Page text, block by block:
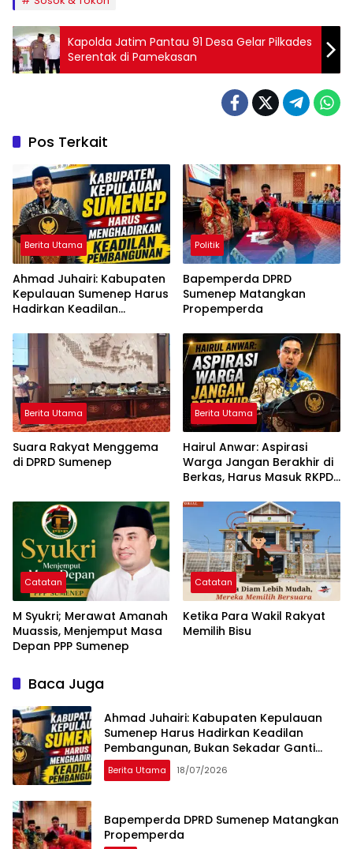
Kapolda Jatim Pantau 91 Desa Gelar Pilkades
Serentak di Pamekasan
Pos Terkait
Berita Utama
Ahmad Juhairi: Kabupaten
Kepulauan Sumenep Harus
Hadirkan Keadilan
Sekadar Ganti Nama
Politik
Bapemperda DPRD
Sumenep Matangkan
Propemperda
Berita Utama
Suara Rakyat Menggema
di DPRD Sumenep
Berita Utama
Hairul Anwar: Aspirasi
Warga Jangan Berakhir di
Berkas, Harus Masuk RKPD
Catatan
M Syukri; Merawat Amanah
Muassis, Menjemput Masa
Depan PPP Sumenep
Catatan
Ketika Para Wakil Rakyat
Memilih Bisu
Baca Juga
Ahmad Juhairi: Kabupaten Kepulauan
Sumenep Harus Hadirkan Keadilan
Pembangunan, Bukan Sekadar Ganti
Nama
Berita Utama 18/07/2026
Bapemperda DPRD Sumenep Matangkan
Propemperda